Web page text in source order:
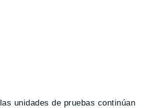
unidades de pruebas continúan